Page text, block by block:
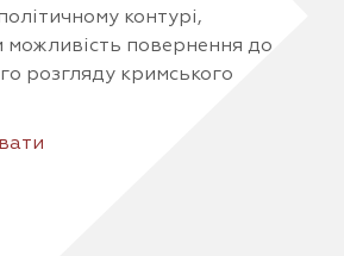
контурі,
можливість повернення до
розгляду кримського